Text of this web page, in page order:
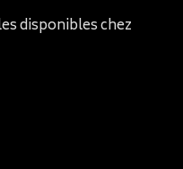
disponibles chez